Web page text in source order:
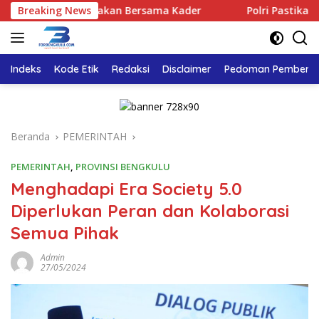
Langsung
ke
konten
Breaking News
Rayakan Bersama Kader Polri Pastikan Proses
Indeks Kode Etik Redaksi Disclaimer Pedoman
Beranda PEMERINTAH
PEMERINTAH, PROVINSI BENGKULU
Menghadapi Era Society 5.0
Diperlukan Peran dan Kolaborasi
Semua Pihak
Admin
27/05/2024